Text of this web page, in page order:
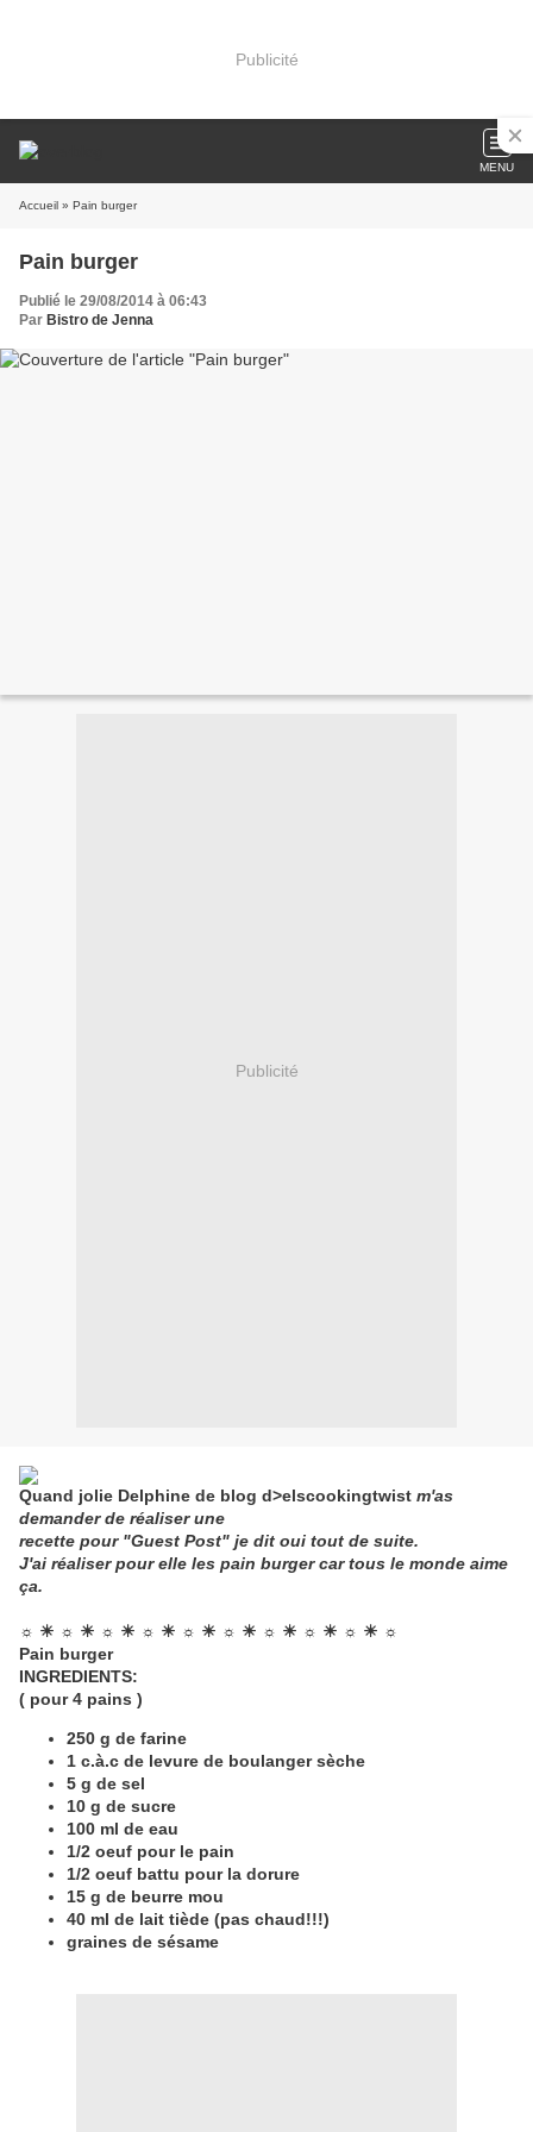
Publicité
MENU
Accueil » Pain burger
Pain burger
Publié le 29/08/2014 à 06:43
Par Bistro de Jenna
Publicité
Quand jolie Delphine de blog d>elscookingtwist m'as
demander de réaliser une
recette pour "Guest Post" je dit oui tout de suite.
J'ai réaliser pour elle les pain burger car tous le monde aime
ça.
☼ ☀ ☼ ☀ ☼ ☀ ☼ ☀ ☼ ☀ ☼ ☀ ☼ ☀ ☼ ☀ ☼ ☀ ☼
Pain burger
​INGREDIENTS:
( pour 4 pains )
250 g de farine
1 c.à.c de levure de boulanger sèche
5 g de sel
10 g de sucre
100 ml de eau
1/2 oeuf pour le pain
1/2 oeuf battu pour la dorure
15 g de beurre mou
40 ml de lait tiède (pas chaud!!!)
graines de sésame